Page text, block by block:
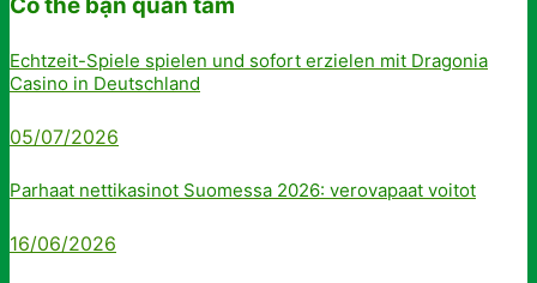
Echtzeit-Spiele spielen und sofort erzielen mit Dragonia
Casino in Deutschland
05/07/2026
Parhaat nettikasinot Suomessa 2026: verovapaat voitot
16/06/2026